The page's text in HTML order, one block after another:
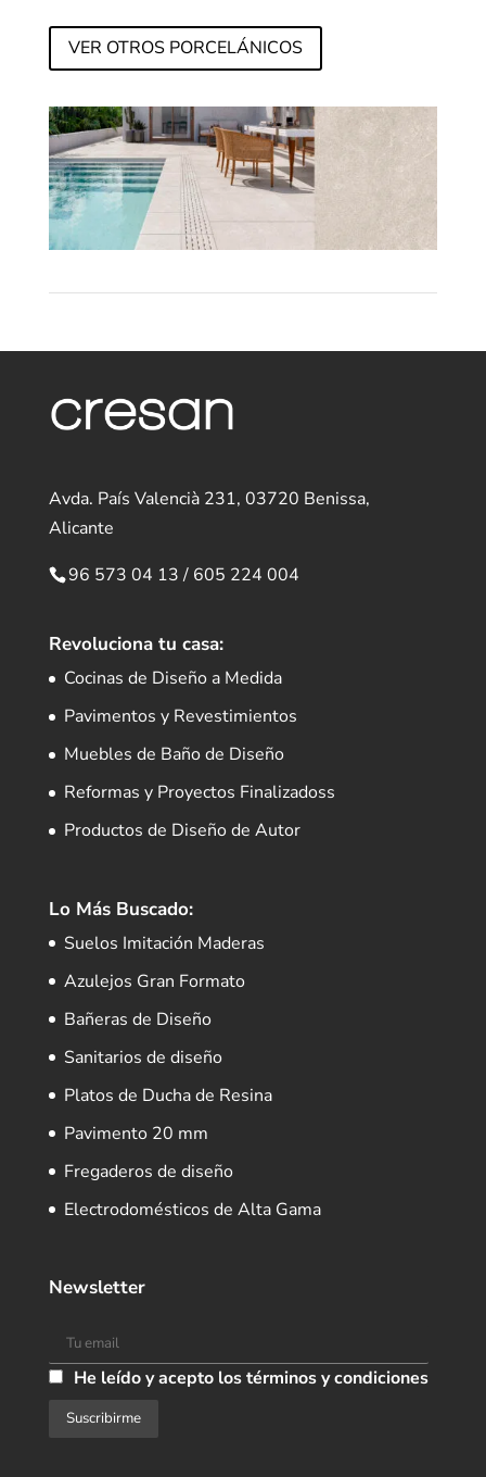
VER OTROS PORCELÁNICOS
Avda. País Valencià 231, 03720 Benissa,
Alicante
96 573 04 13/ 605 224 004
Revoluciona tu casa:
Cocinas de Diseño a Medida
Pavimentos y Revestimientos
Muebles de Baño de Diseño
Reformas y Proyectos Finalizadoss
Productos de Diseño de Autor
Lo Más Buscado:
Suelos Imitación Maderas
Azulejos Gran Formato
Bañeras de Diseño
Sanitarios de diseño
Platos de Ducha de Resina
Pavimento 20 mm
Fregaderos de diseño
Electrodomésticos de Alta Gama
Newsletter
He leído y acepto los términos y condiciones